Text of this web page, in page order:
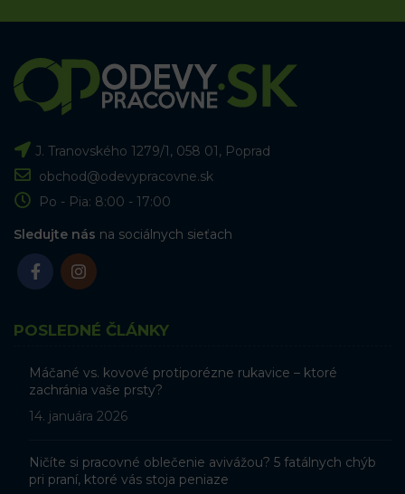
J. Tranovského 1279/1, 058 01, Poprad
obchod@odevypracovne.sk
Po - Pia: 8:00 - 17:00
Sledujte nás na sociálnych sieťach
POSLEDNÉ ČLÁNKY
Máčané vs. kovové protiporézne rukavice – ktoré
zachránia vaše prsty?
14. januára 2026
Ničíte si pracovné oblečenie avivážou? 5 fatálnych chýb
pri praní, ktoré vás stoja peniaze